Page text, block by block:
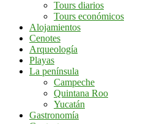
Yucatán
Yucatán
Tours diarios
Tours económicos
Alojamientos
Cenotes
Arqueología
Playas
La península
Campeche
Quintana Roo
Yucatán
Gastronomía